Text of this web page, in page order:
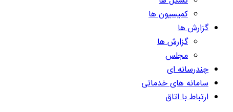
کمیسیون ها
گزارش ها
گزارش ها
مجلس
چندرسانه ای
سامانه های خدماتی
ارتباط با اتاق